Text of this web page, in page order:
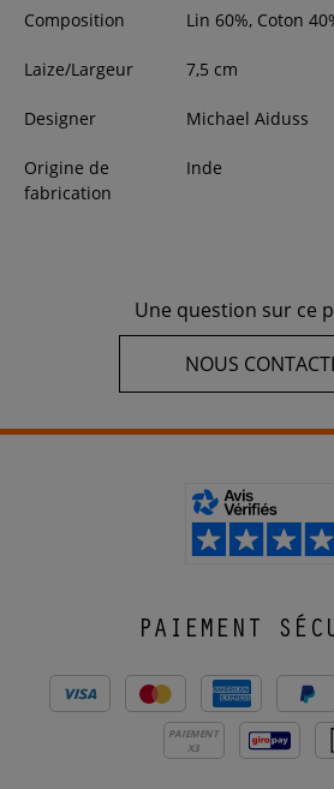
Composition Lin 60%, Coton
Laize/Largeur 7,5 cm
Designer Michael Aiduss
Origine de
fabrication
Inde
Une question sur ce
NOUS
PAIEMENT
PAIEMENT
X3